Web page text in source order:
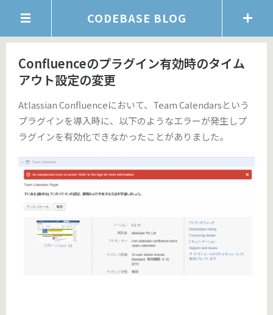
CODEBASE BLOG
Confluenceのプラグイン有効時のタイム
アウト設定の変更
Atlassian Confluenceにおいて、Team Calendarsという
プラグインを導入時に、以下のようなエラーが発生しプ
ラグインを有効化できなかったことがありました。